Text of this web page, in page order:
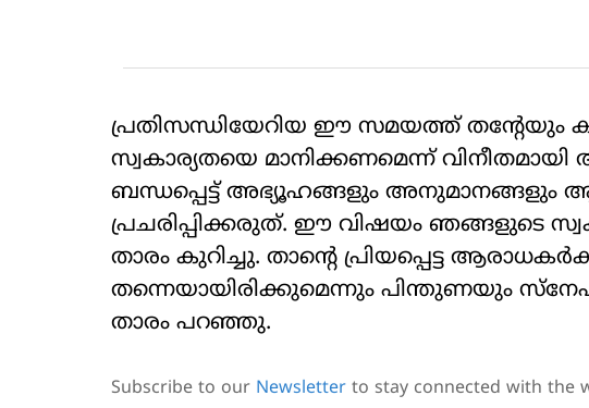
പ്രതിസന്ധിയേറിയ ഈ സമയത്ത് തന്റേയും
സ്വകാര്യതയെ മാനിക്കണമെന്ന്
ബന്ധപ്പെട്ട് അഭ്യൂഹങ്ങളും
പ്രചരിപ്പിക്കരുത്. ഈ വിഷയം ഞങ്ങളുടെ
താരം കുറിച്ചു. താന്റെ പ്രിയപ്പെട്ട
തന്നെയായിരിക്കുമെന്നും പിന്തുണയും
താരം പറഞ്ഞു.
Subscribe to our Newsletter to stay connected with the